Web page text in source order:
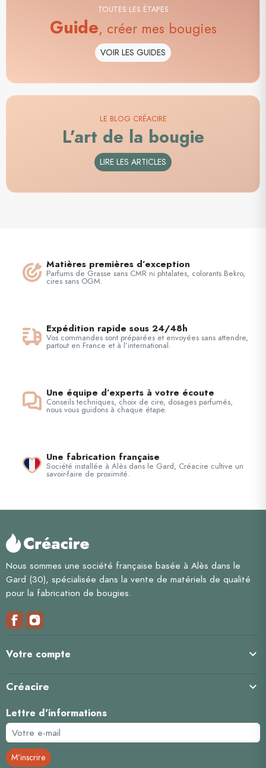
TOUTES LES ÉTAPES
Guide, créer mes bougies
VOIR LES GUIDES
LE BLOG CRÉACIRE
L’art de la bougie
LIRE LES ARTICLES
Matières premières d’exception
Parfums de Grasse sans CMR ni phtalates, colorants Bekro,
cires sans OGM.
Expédition rapide sous 24/48h
Vos commandes sont préparées et envoyées sans attendre,
partout en France et à l’international.
Une équipe d’experts à votre écoute
Conseils techniques, choix de cire, dosages parfumés,
nous vous guidons à chaque étape.
Une fabrication française
Société installée à Alès dans le Gard, Créacire cultive un
savoir-faire de proximité.
Nous sommes une société française basée à Alès dans le
Gard (30), spécialisée dans la vente de matériels de qualité
pour la fabrication de bougies.
Votre compte 
Créacire 
Lettre d'informations